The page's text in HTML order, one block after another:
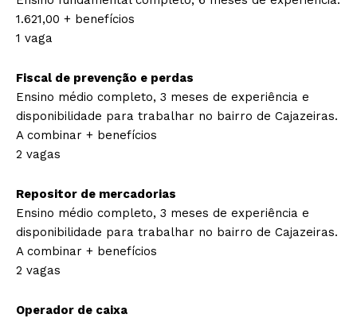
1.621,00 + benefícios
1 vaga
Fiscal de prevenção e perdas
Ensino médio completo, 3 meses de experiência e
disponibilidade para trabalhar no bairro de Cajazeiras.
A combinar + benefícios
2 vagas
Repositor de mercadorias
Ensino médio completo, 3 meses de experiência e
disponibilidade para trabalhar no bairro de Cajazeiras.
A combinar + benefícios
2 vagas
Operador de caixa